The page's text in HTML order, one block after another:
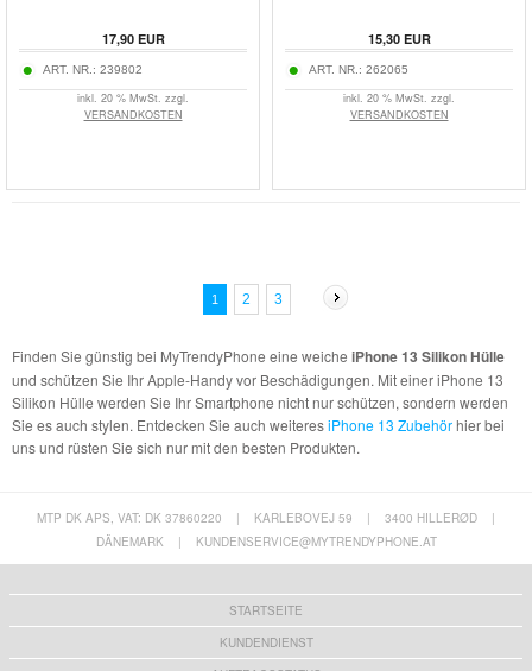
17,90EUR
ART. NR.: 239802
inkl. 20 % MwSt. zzgl.
VERSANDKOSTEN
15,30EUR
ART. NR.: 262065
inkl. 20 % MwSt. zzgl.
VERSANDKOSTEN
1 2 3
Finden Sie günstig bei MyTrendyPhone eine weiche iPhone 13 Silikon Hülle
und schützen Sie Ihr Apple-Handy vor Beschädigungen. Mit einer iPhone 13
Silikon Hülle werden Sie Ihr Smartphone nicht nur schützen, sondern werden
Sie es auch stylen. Entdecken Sie auch weiteresiPhone 13 Zubehörhier bei
uns und rüsten Sie sich nur mit den besten Produkten.
MTP DK APS, VAT: DK 37860220 | KARLEBOVEJ 59 | 3400 HILLERØD
|
DÄNEMARK
| KUNDENSERVICE@MYTRENDYPHONE.AT
STARTSEITE
KUNDENDIENST